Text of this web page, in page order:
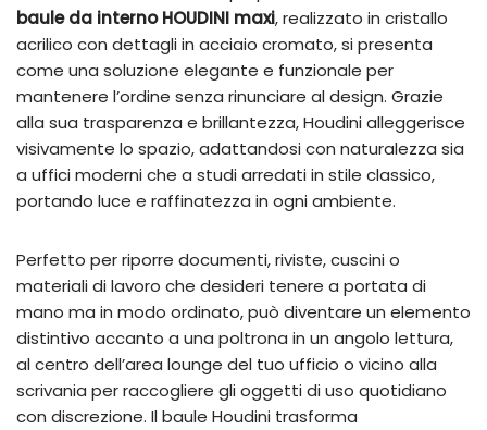
baule da interno HOUDINI maxi, realizzato in cristallo
acrilico con dettagli in acciaio cromato, si presenta
come una soluzione elegante e funzionale per
mantenere l’ordine senza rinunciare al design. Grazie
alla sua trasparenza e brillantezza, Houdini alleggerisce
visivamente lo spazio, adattandosi con naturalezza sia
a uffici moderni che a studi arredati in stile classico,
portando luce e raffinatezza in ogni ambiente.
Perfetto per riporre documenti, riviste, cuscini o
materiali di lavoro che desideri tenere a portata di
mano ma in modo ordinato, può diventare un elemento
distintivo accanto a una poltrona in un angolo lettura,
al centro dell’area lounge del tuo ufficio o vicino alla
scrivania per raccogliere gli oggetti di uso quotidiano
con discrezione. Il baule Houdini trasforma